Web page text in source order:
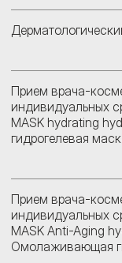
Прием врача-
индивидуальных
MASK hydrating
гидрогелевая
Прием врача-
индивидуальных
MASK Anti-Aging
Омолаживающая